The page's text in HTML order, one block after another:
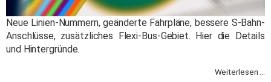
Neue Linien-Nummern, geänderte Fahrpläne, bessere S-Bahn-
Anschlüsse, zusätzliches Flexi-Bus-Gebiet. Hier die Details
und Hintergründe.
Weiterlesen ...